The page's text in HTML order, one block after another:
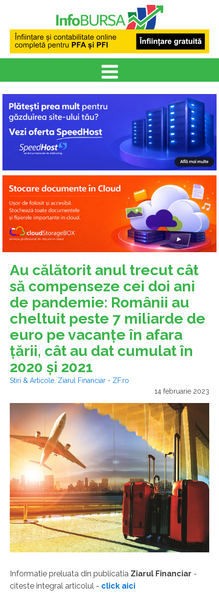
Au călătorit anul trecut cât
să compenseze cei doi ani
de pandemie: Românii au
cheltuit peste 7 miliarde de
euro pe vacanţe în afara
ţării, cât au dat cumulat în
2020 şi 2021
Stiri & Articole Ziarul Financiar - ZF.ro
14 februarie 2023
Informatie preluata din publicatia Ziarul Financiar -
citeste integral articolul - click aici